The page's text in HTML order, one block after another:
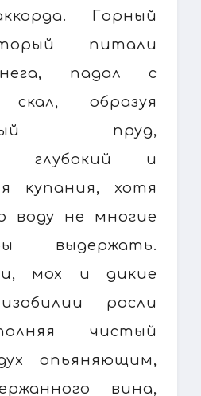
Горный
питали
падал с
скал, образуя
пруд,
глубокий и
купания, хотя
воду не многие
выдержать.
мох и дикие
росли
чистый
опьяняющим,
вина,